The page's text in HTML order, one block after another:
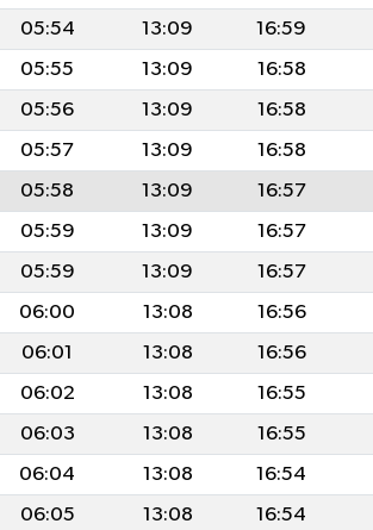
05:54 13:09 16:59
05:55 13:09 16:58
05:56 13:09 16:58
05:57 13:09 16:58
05:58 13:09 16:57
05:59 13:09 16:57
05:59 13:09 16:57
06:00 13:08 16:56
06:01 13:08 16:56
06:02 13:08 16:55
06:03 13:08 16:55
06:04 13:08 16:54
06:05 13:08 16:54